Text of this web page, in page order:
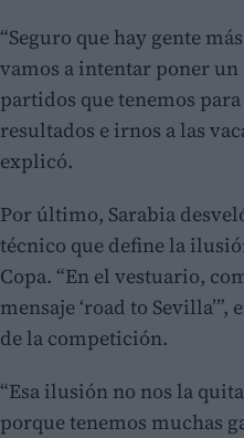
“Seguro que hay gente
vamos a intentar poner
partidos que tenemos
resultados e irnos a las
explicó.
Por último, Sarabia
técnico que define la
Copa. “En el vestuario,
mensaje ‘road to
de la competición.
“Esa ilusión no nos la
porque tenemos muchas